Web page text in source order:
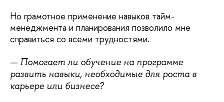
Но грамотное применение навыков тайм-
менеджмента и планирования позволило мне
справиться со всеми трудностями.
— Помогает ли обучение на программе
развить навыки, необходимые для роста в
карьере или бизнесе?